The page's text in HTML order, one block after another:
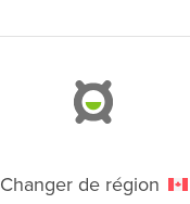
Changer de région